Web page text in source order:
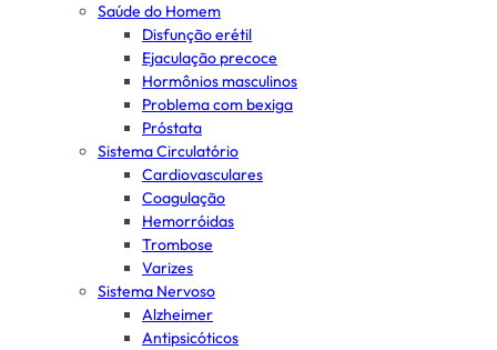
Saúde do Homem
Disfunção erétil
Ejaculação precoce
Hormônios masculinos
Problema com bexiga
Próstata
Sistema Circulatório
Cardiovasculares
Coagulação
Hemorróidas
Trombose
Varizes
Sistema Nervoso
Alzheimer
Antipsicóticos